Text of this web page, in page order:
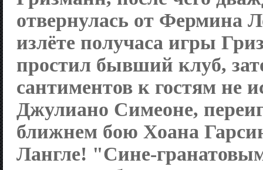
отвернулась от Фермина
излёте получаса игры
простил бывший клуб,
сантиментов к гостям не
Джулиано Симеоне,
ближнем бою Хоана
Лангле! "Сине-